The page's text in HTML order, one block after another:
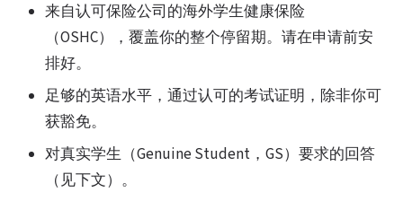
来自认可保险公司的海外学生健康保险
（OSHC），覆盖你的整个停留期。请在申请前安
排好。
足够的英语水平，通过认可的考试证明，除非你可
获豁免。
对真实学生（Genuine Student，GS）要求的回答
（见下文）。